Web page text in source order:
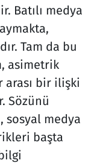
Batılı medya
Tam da bu
asimetrik
arası bir ilişki
Sözünü
sosyal medya
başta